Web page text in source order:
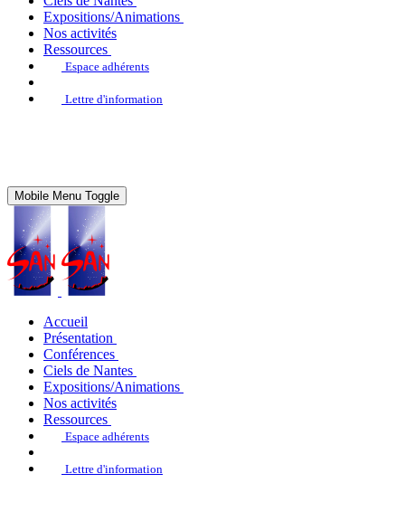
Expositions/Animations
Nos activités
Ressources
Espace adhérents
Lettre d'information
Mobile Menu Toggle
Accueil
Présentation
Conférences
Ciels de Nantes
Expositions/Animations
Nos activités
Ressources
Espace adhérents
Lettre d'information